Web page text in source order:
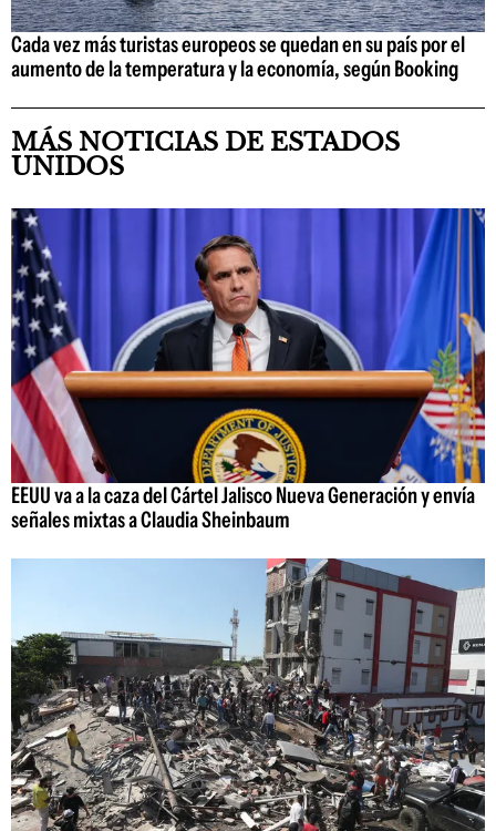
Cada vez más turistas europeos se quedan en su país por el
aumento de la temperatura y la economía, según Booking
MÁS NOTICIAS DE ESTADOS
UNIDOS
EEUU va a la caza del Cártel Jalisco Nueva Generación y envía
señales mixtas a Claudia Sheinbaum